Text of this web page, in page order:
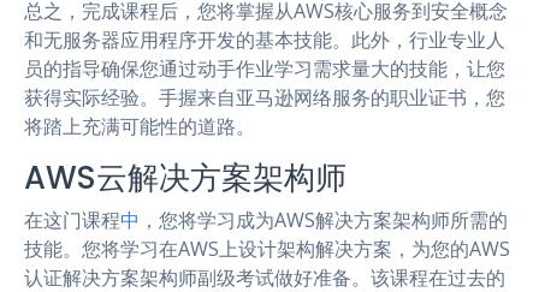
总之，完成课程后，您将掌握从AWS核心服务到安全概念
和无服务器应用程序开发的基本技能。此外，行业专业人
员的指导确保您通过动手作业学习需求量大的技能，让您
获得实际经验。手握来自亚马逊网络服务的职业证书，您
将踏上充满可能性的道路。
AWS云解决方案架构师
在这门课程中 ，您将学习成为AWS解决方案架构师所需的
技能。您将学习在AWS上设计架构解决方案，为您的AWS
认证解决方案架构师副级考试做好准备。该课程在过去的